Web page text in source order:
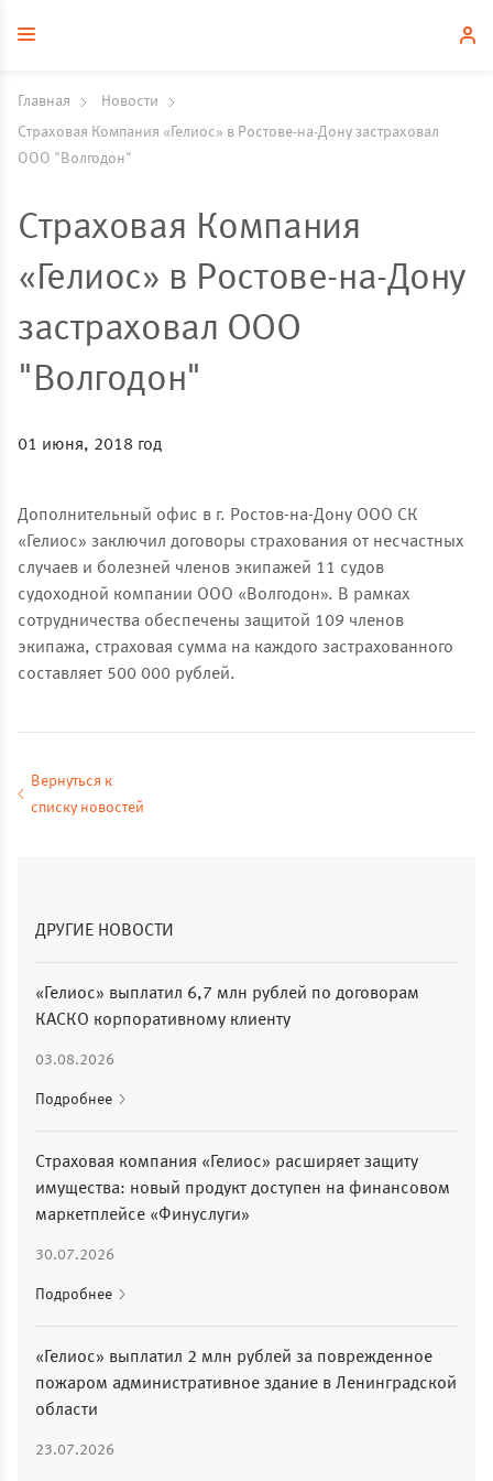
Главная
Новости
Страховая Компания «Гелиос» в Ростове-на-Дону застраховал
ООО "Волгодон"
Страховая Компания
«Гелиос» в Ростове-на-Дону
застраховал ООО
"Волгодон"
01 июня, 2018 год
Дополнительный офис в г. Ростов-на-Дону ООО СК
«Гелиос» заключил договоры страхования от несчастных
случаев и болезней членов экипажей 11 судов
судоходной компании ООО «Волгодон». В рамках
сотрудничества обеспечены защитой 109 членов
экипажа, страховая сумма на каждого застрахованного
составляет 500 000 рублей.
Вернуться к
списку новостей
ДРУГИЕ НОВОСТИ
«Гелиос» выплатил 6,7 млн рублей по договорам
КАСКО корпоративному клиенту
03.08.2026
Подробнее
Страховая компания «Гелиос» расширяет защиту
имущества: новый продукт доступен на финансовом
маркетплейсе «Финуслуги»
30.07.2026
Подробнее
«Гелиос» выплатил 2 млн рублей за поврежденное
пожаром административное здание в Ленинградской
области
23.07.2026